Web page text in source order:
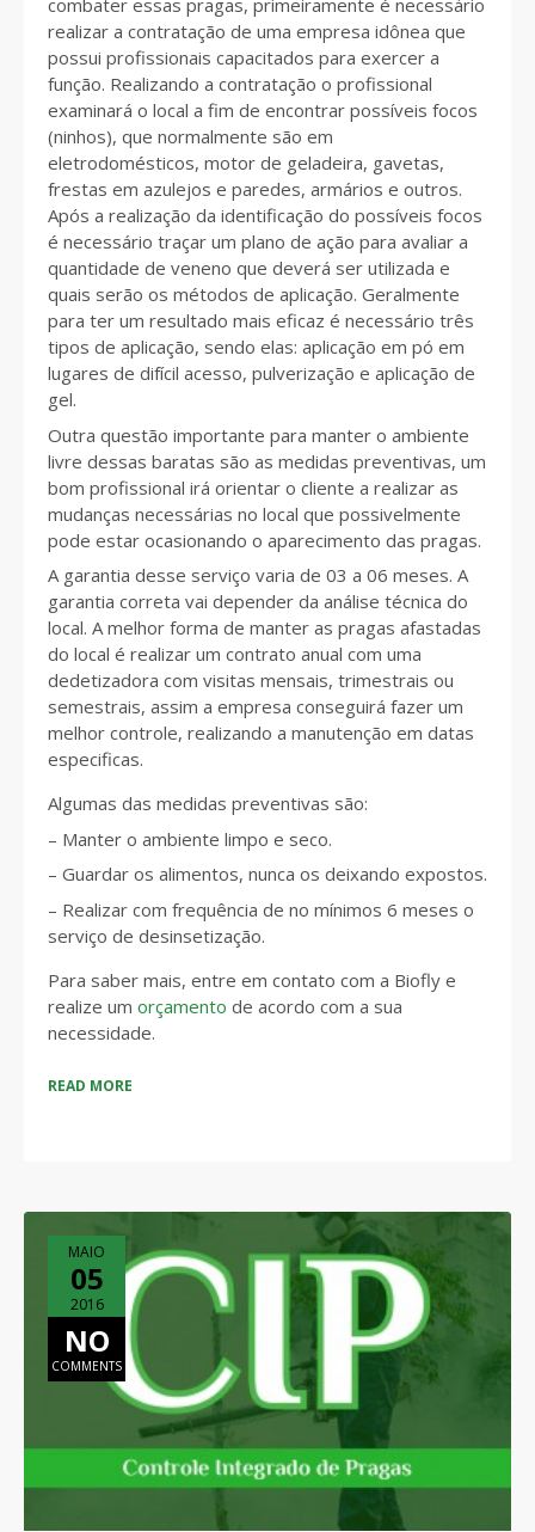
combater essas pragas, primeiramente é necessário
realizar a contratação de uma empresa idônea que
possui profissionais capacitados para exercer a
função. Realizando a contratação o profissional
examinará o local a fim de encontrar possíveis focos
(ninhos), que normalmente são em
eletrodomésticos, motor de geladeira, gavetas,
frestas em azulejos e paredes, armários e outros.
Após a realização da identificação do possíveis focos
é necessário traçar um plano de ação para avaliar a
quantidade de veneno que deverá ser utilizada e
quais serão os métodos de aplicação. Geralmente
para ter um resultado mais eficaz é necessário três
tipos de aplicação, sendo elas: aplicação em pó em
lugares de difícil acesso, pulverização e aplicação de
gel.
Outra questão importante para manter o ambiente
livre dessas baratas são as medidas preventivas, um
bom profissional irá orientar o cliente a realizar as
mudanças necessárias no local que possivelmente
pode estar ocasionando o aparecimento das pragas.
A garantia desse serviço varia de 03 a 06 meses. A
garantia correta vai depender da análise técnica do
local. A melhor forma de manter as pragas afastadas
do local é realizar um contrato anual com uma
dedetizadora com visitas mensais, trimestrais ou
semestrais, assim a empresa conseguirá fazer um
melhor controle, realizando a manutenção em datas
especificas.
Algumas das medidas preventivas são:
– Manter o ambiente limpo e seco.
– Guardar os alimentos, nunca os deixando expostos.
– Realizar com frequência de no mínimos 6 meses o
serviço de desinsetização.
Para saber mais, entre em contato com a Biofly e
realize um orçamento de acordo com a sua
necessidade.
READ MORE
MAIO
05
2016
NO
COMMENTS